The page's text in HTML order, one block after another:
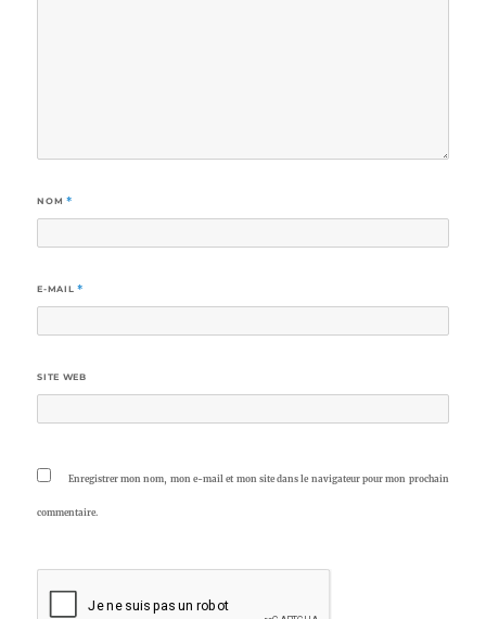
NOM *
E-MAIL *
SITE WEB
Enregistrer mon nom, mon e-mail et mon site dans le navigateur pour mon prochain
commentaire.